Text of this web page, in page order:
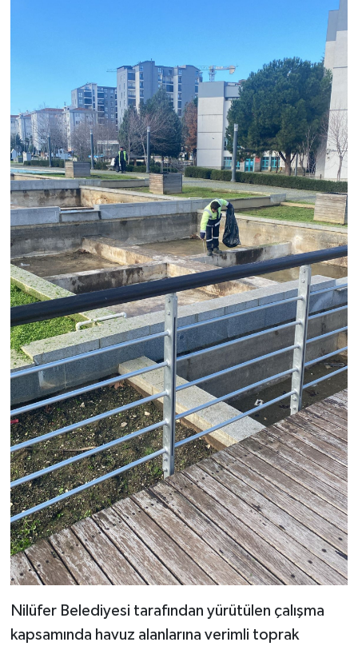
Nilüfer Belediyesi tarafından yürütülen çalışma
kapsamında havuz alanlarına verimli toprak